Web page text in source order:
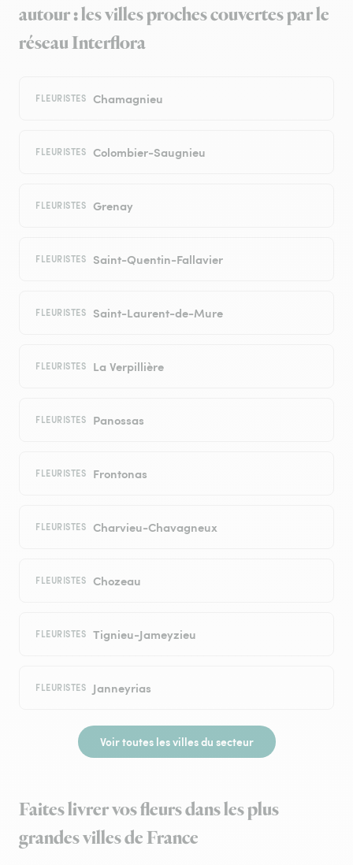
autour : les villes proches couvertes par le
réseau Interflora
FLEURISTES Chamagnieu
FLEURISTES Colombier-Saugnieu
FLEURISTES Grenay
FLEURISTES Saint-Quentin-Fallavier
FLEURISTES Saint-Laurent-de-Mure
FLEURISTES La Verpillière
FLEURISTES Panossas
FLEURISTES Frontonas
FLEURISTES Charvieu-Chavagneux
FLEURISTES Chozeau
FLEURISTES Tignieu-Jameyzieu
FLEURISTES Janneyrias
Voir toutes les villes du secteur
Faites livrer vos fleurs dans les plus
grandes villes de France